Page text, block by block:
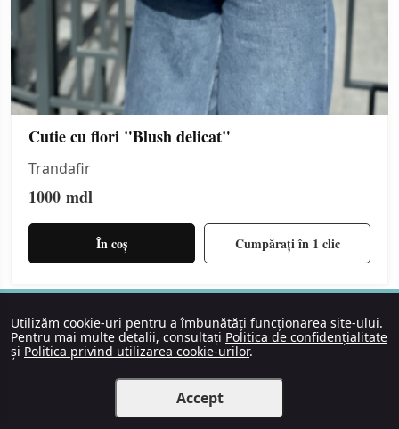
Cutie cu flori "Blush delicat"
Trandafir
1000 mdl
În coș Cumpărați în 1 clic
Utilizăm cookie-uri pentru a îmbunătăți funcționarea site-ului.
Pentru mai multe detalii, consultați Politica de confidențialitate
și Politica privind utilizarea cookie-urilor.
Accept